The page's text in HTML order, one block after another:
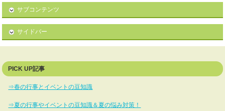
サブコンテンツ
サイドバー
PICK UP記事
⇒春の行事とイベントの豆知識
⇒夏の行事やイベントの豆知識＆夏の悩み対策！